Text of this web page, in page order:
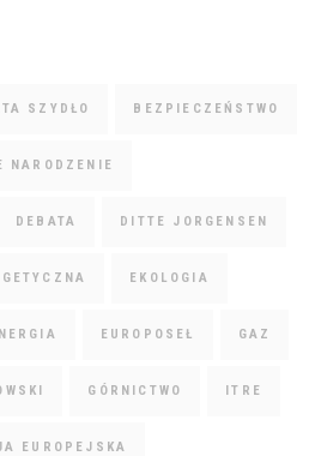
SZYDŁO BEZPIECZEŃSTWO
NARODZENIE
DEBATA DITTE JORGENSEN
EKOLOGIA
EUROPOSEŁ GAZ
GÓRNICTWO ITRE
EUROPEJSKA